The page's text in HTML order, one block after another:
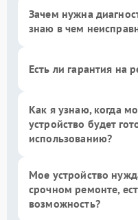
Зачем нужна
знаю в чем
Есть ли гарантия на
Как я узнаю, когда
устройство будет
использованию?
Мое устройство
срочном ремонте,
возможность?